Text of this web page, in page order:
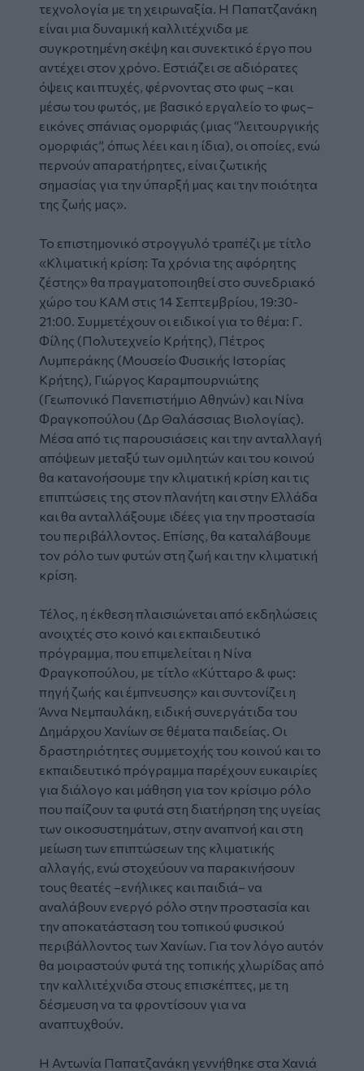
τεχνολογία με τη χειρωναξία. Η Παπατζανάκη
είναι μια δυναμική καλλιτέχνιδα με
συγκροτημένη σκέψη και συνεκτικό έργο που
αντέχει στον χρόνο. Εστιάζει σε αδιόρατες
όψεις και πτυχές, φέρνοντας στο φως –και
μέσω του φωτός, με βασικό εργαλείο το φως–
εικόνες σπάνιας ομορφιάς (μιας “λειτουργικής
ομορφιάς”, όπως λέει και η ίδια), οι οποίες, ενώ
περνούν απαρατήρητες, είναι ζωτικής
σημασίας για την ύπαρξή μας και την ποιότητα
της ζωής μας».
Το επιστημονικό στρογγυλό τραπέζι με τίτλο
«Κλιματική κρίση: Τα χρόνια της αφόρητης
ζέστης» θα πραγματοποιηθεί στο συνεδριακό
χώρο του ΚΑΜ στις 14 Σεπτεμβρίου, 19:30-
21:00. Συμμετέχουν οι ειδικοί για το θέμα: Γ.
Φίλης (Πολυτεχνείο Κρήτης), Πέτρος
Λυμπεράκης (Μουσείο Φυσικής Ιστορίας
Κρήτης), Γιώργος Καραμπουρνιώτης
(Γεωπονικό Πανεπιστήμιο Αθηνών) και Νίνα
Φραγκοπούλου (Δρ Θαλάσσιας Βιολογίας).
Μέσα από τις παρουσιάσεις και την ανταλλαγή
απόψεων μεταξύ των ομιλητών και του κοινού
θα κατανοήσουμε την κλιματική κρίση και τις
επιπτώσεις της στον πλανήτη και στην Ελλάδα
και θα ανταλλάξουμε ιδέες για την προστασία
του περιβάλλοντος. Επίσης, θα καταλάβουμε
τον ρόλο των φυτών στη ζωή και την κλιματική
κρίση.
Τέλος, η έκθεση πλαισιώνεται από εκδηλώσεις
ανοιχτές στο κοινό και εκπαιδευτικό
πρόγραμμα, που επιμελείται η Νίνα
Φραγκοπούλου, με τίτλο «Κύτταρο & φως:
πηγή ζωής και έμπνευσης» και συντονίζει η
Άννα Νεμπαυλάκη, ειδική συνεργάτιδα του
Δημάρχου Χανίων σε θέματα παιδείας. Οι
δραστηριότητες συμμετοχής του κοινού και το
εκπαιδευτικό πρόγραμμα παρέχουν ευκαιρίες
για διάλογο και μάθηση για τον κρίσιμο ρόλο
που παίζουν τα φυτά στη διατήρηση της υγείας
των οικοσυστημάτων, στην αναπνοή και στη
μείωση των επιπτώσεων της κλιματικής
αλλαγής, ενώ στοχεύουν να παρακινήσουν
τους θεατές –ενήλικες και παιδιά– να
αναλάβουν ενεργό ρόλο στην προστασία και
την αποκατάσταση του τοπικού φυσικού
περιβάλλοντος των Χανίων. Για τον λόγο αυτόν
θα μοιραστούν φυτά της τοπικής χλωρίδας από
την καλλιτέχνιδα στους επισκέπτες, με τη
δέσμευση να τα φροντίσουν για να
αναπτυχθούν.
Η Αντωνία Παπατζανάκη γεννήθηκε στα Χανιά